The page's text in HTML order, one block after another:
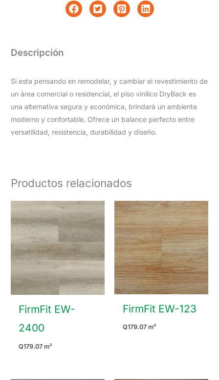
Descripción
Si esta pensando en remodelar, y cambiar el revestimiento de
un área comercial o residencial, el piso vinílico DryBack es
una alternativa segura y económica, brindará un ambiente
moderno y confortable. Ofrece un balance perfecto entre
versatilidad, resistencia, durabilidad y diseño.
Productos relacionados
FirmFit EW-
2400
Q179.07 m²
FirmFit EW-123
Q179.07m²